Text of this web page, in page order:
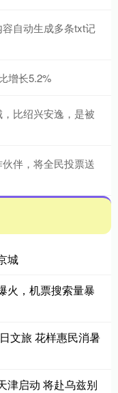
自动生成多条txt记
增长5.2%
比绍兴安逸，是被
伴，将全民投票送
城
火，机票搜索量暴
文旅 花样惠民消暑
津启动 将赴乌兹别